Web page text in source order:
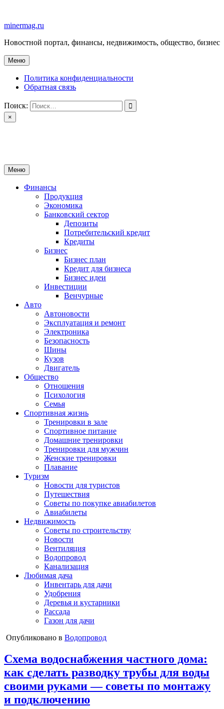
содержимому
minermag.ru
Новостной портал, финансы, недвижимость, общество, бизнес
Меню
Политика конфиденциальности
Обратная связь
Поиск:
×
Меню
Финансы
Продукция
Экономика
Банковский сектор
Депозиты
Потребительский кредит
Кредиты
Бизнес
Бизнес план
Кредит для бизнеса
Бизнес идеи
Инвестиции
Венчурные
Авто
Автоновости
Эксплуатация и ремонт
Электроника
Безопасность
Шины
Кузов
Двигатель
Общество
Отношения
Психология
Семья
Спортивная жизнь
Тренировки в зале
Спортивное питание
Домашние тренировки
Тренировки для мужчин
Женские тренировки
Плавание
Туризм
Новости для туристов
Путешествия
Советы по покупке авиабилетов
Авиабилеты
Недвижимость
Советы по строительству
Новости
Вентиляция
Водопровод
Канализация
Любимая дача
Инвентарь для дачи
Удобрения
Деревья и кустарники
Рассада
Газон для дачи
Опубликовано в Водопровод
Схема водоснабжения частного дома:
как сделать разводку трубы для воды
своими руками — советы по монтажу
и подключению